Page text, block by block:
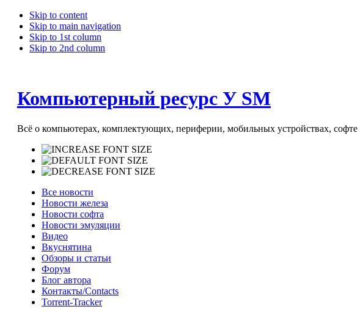
Skip to content
Skip to main navigation
Skip to 1st column
Skip to 2nd column
Компьютерный ресурс У SM
Всё о компьютерах, комплектующих, периферии, мобильных устройствах, софте
Все новости
Новости железа
Новости софта
Новости эмуляции
Видео
Вкуснятина
Обзоры и статьи
Форум
Блог автора
Контакты/Contacts
Torrent-Tracker